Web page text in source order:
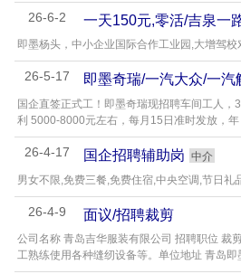
26-6-2 一天150元,零活/吉泉一
即墨杨头，中小企业国际合作工业园,大增驾
26-5-17 即墨奇瑞/一汽大众/一
国企直签正式工！即墨奇瑞现招聘车间工人
利 5000-8000元左右，每月15日准时发放，年
26-4-17 国企招聘辅助岗 中介
男女不限,免费三餐,免费住宿,中央空调,节日礼
26-4-9 面议/招聘裁剪
公司名称 青岛吉华服装有限公司 招聘职位 裁
工熟练使用各种缝纫设备等。单位地址 青岛即